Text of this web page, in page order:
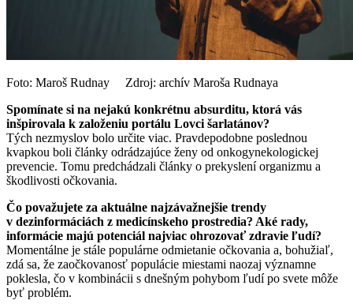
Foto: Maroš Rudnay Zdroj: archív Maroša Rudnaya
Spomínate si na nejakú konkrétnu absurditu, ktorá vás
inšpirovala k založeniu portálu Lovci šarlatánov?
Tých nezmyslov bolo určite viac. Pravdepodobne poslednou
kvapkou boli články odrádzajúce ženy od onkogynekologickej
prevencie. Tomu predchádzali články o prekyslení organizmu a
škodlivosti očkovania.
Čo považujete za aktuálne najzávažnejšie trendy
v dezinformáciách z medicínskeho prostredia? Aké rady,
informácie majú potenciál najviac ohrozovať zdravie ľudí?
Momentálne je stále populárne odmietanie očkovania a, bohužiaľ,
zdá sa, že zaočkovanosť populácie miestami naozaj významne
poklesla, čo v kombinácii s dnešným pohybom ľudí po svete môže
byť problém.